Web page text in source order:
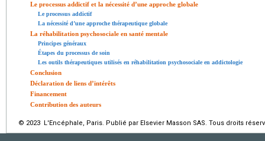
Le processus addictif et la nécessité d’une approche globale
Le processus addictif
La nécessité d’une approche thérapeutique globale
La réhabilitation psychosociale en santé mentale
Principes généraux
Étapes du processus de soin
Les outils thérapeutiques utilisés en réhabilitation psychosociale en addictologie
Conclusion
Déclaration de liens d’intérêts
Financement
Contribution des auteurs
© 2023 L'Encéphale, Paris. Publié par Elsevier Masson SAS. Tous droits